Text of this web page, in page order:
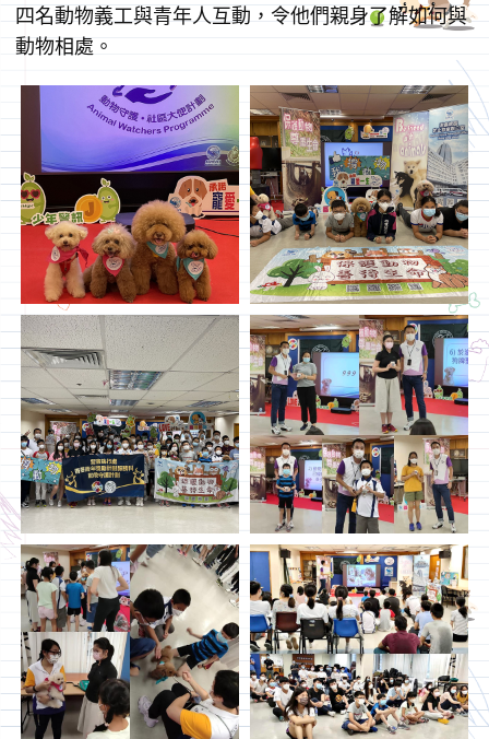
四名動物義工與青年人互動，令他們親身了解如何與
動物相處。